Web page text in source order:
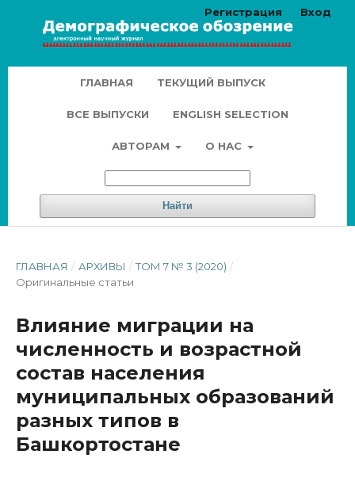
ГЛАВНАЯ ТЕКУЩИЙ ВЫПУСК
ВСЕ ВЫПУСКИ ENGLISH SELECTION
АВТОРАМ О НАС
Найти
Регистрация Вход
ГЛАВНАЯ / АРХИВЫ / ТОМ 7 № 3 (2020) /
Оригинальные статьи
Влияние миграции на
численность и возрастной
состав населения
муниципальных образований
разных типов в
Башкортостане